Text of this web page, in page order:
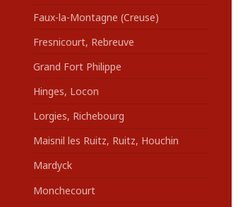
Faux-la-Montagne (Creuse)
Fresnicourt, Rebreuve
Grand Fort Philippe
Hinges, Locon
Lorgies, Richebourg
Maisnil les Ruitz, Ruitz, Houchin
Mardyck
Monchecourt